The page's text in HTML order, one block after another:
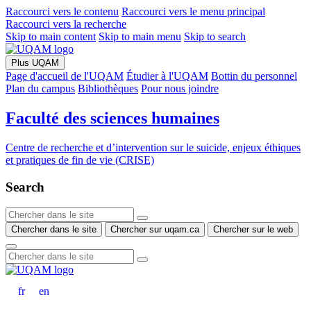
Raccourci vers le contenu Raccourci vers le menu principal
Raccourci vers la recherche
Skip to main content Skip to main menu Skip to search
Plus UQAM
Page d'accueil de l'UQAM Étudier à l'UQAM Bottin du personnel
Plan du campus Bibliothèques Pour nous joindre
Faculté des sciences humaines
Centre de recherche et d’intervention sur le suicide, enjeux éthiques
et pratiques de fin de vie (CRISE)
Search
Chercher dans le site Chercher sur uqam.ca Chercher sur le web
fr en